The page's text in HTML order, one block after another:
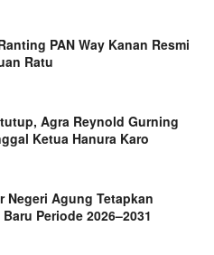
PAN Way Kanan Resmi
Ratu
Agra Reynold Gurning
Ketua Hanura Karo
Negeri Agung Tetapkan
Periode 2026–2031